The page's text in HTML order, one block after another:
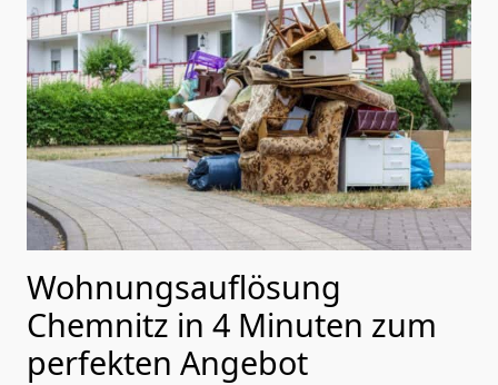
Wohnungsauflösung
Chemnitz in 4 Minuten zum
perfekten Angebot